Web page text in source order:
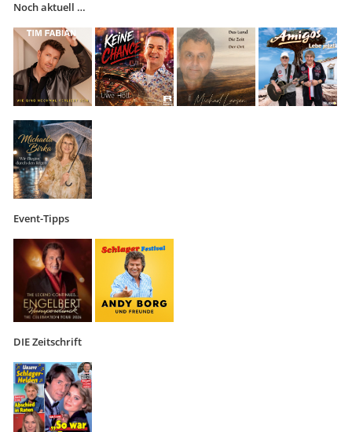
Noch aktuell …
Event-Tipps
DIE Zeitschrift